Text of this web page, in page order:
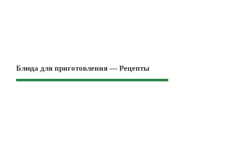
Блюда для приготовления — Рецепты